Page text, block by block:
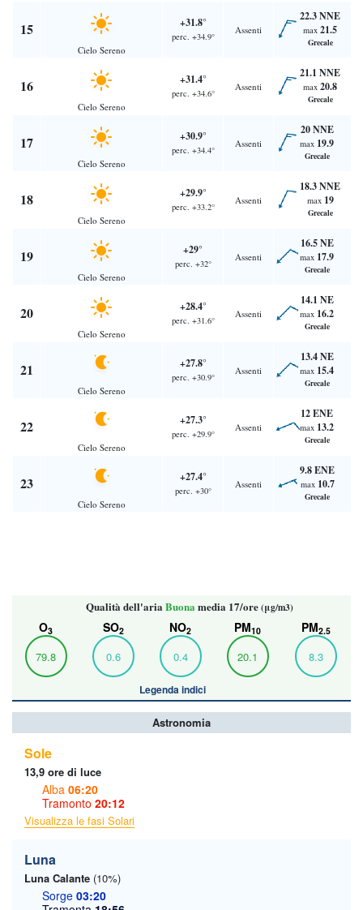
15
Cielo Sereno
+31.8°
perc. +34.9°
Assenti
22.3 NNE
max 21.5
Grecale
16
Cielo Sereno
+31.4°
perc. +34.6°
Assenti
21.1 NNE
max 20.8
Grecale
17
Cielo Sereno
+30.9°
perc. +34.4°
Assenti
20 NNE
max 19.9
Grecale
18
Cielo Sereno
+29.9°
perc. +33.2°
Assenti
18.3 NNE
max 19
Grecale
19
Cielo Sereno
+29°
perc. +32°
Assenti
16.5 NE
max 17.9
Grecale
20
Cielo Sereno
+28.4°
perc. +31.6°
Assenti
14.1 NE
max 16.2
Grecale
21
Cielo Sereno
+27.8°
perc. +30.9°
Assenti
13.4 NE
max 15.4
Grecale
22
Cielo Sereno
+27.3°
perc. +29.9°
Assenti
12 ENE
max 13.2
Grecale
23
Cielo Sereno
+27.4°
perc. +30°
Assenti
9.8 ENE
max 10.7
Grecale
Qualità dell'aria Buona media 17/ore(μg/m3)
O3
79.8
SO2
0.6
NO2
0.4
PM10
20.1
PM2.5
8.3
Legenda indici
Astronomia
Sole
13,9 ore di luce
Alba 06:20
Tramonto 20:12
Visualizza le fasi Solari
Luna
Luna Calante (10%)
Sorge 03:20